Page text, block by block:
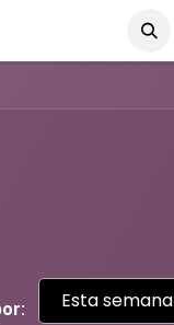
Esta semana